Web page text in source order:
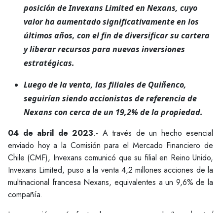
posición de Invexans Limited en Nexans, cuyo
valor ha aumentado significativamente en los
últimos años, con el fin de diversificar su cartera
y liberar recursos para nuevas inversiones
estratégicas.
Luego de la venta, las filiales de Quiñenco,
seguirían siendo accionistas de referencia de
Nexans con cerca de un 19,2% de la propiedad.
04 de abril de 2023.- A través de un hecho esencial
enviado hoy a la Comisión para el Mercado Financiero de
Chile (CMF), Invexans comunicó que su filial en Reino Unido,
Invexans Limited, puso a la venta 4,2 millones acciones de la
multinacional francesa Nexans, equivalentes a un 9,6% de la
compañía.